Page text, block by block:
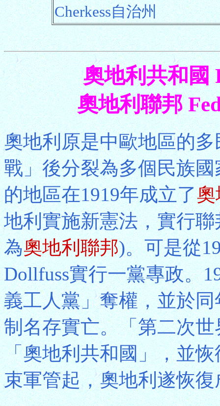
Cherkess自治州
奧地利共和國
奧地利聯邦
奧地利原是中歐地區的
戰」後分裂為多個民族
的地區在1919年成立了奧
地利實施新憲法，實行
為奧地利聯邦)。可是從
Dollfuss實行一黨專政。
義工人黨」奪權，並於
制名存實亡。「第二次
「奧地利共和國」，並
束軍管起，奧地利遂恢